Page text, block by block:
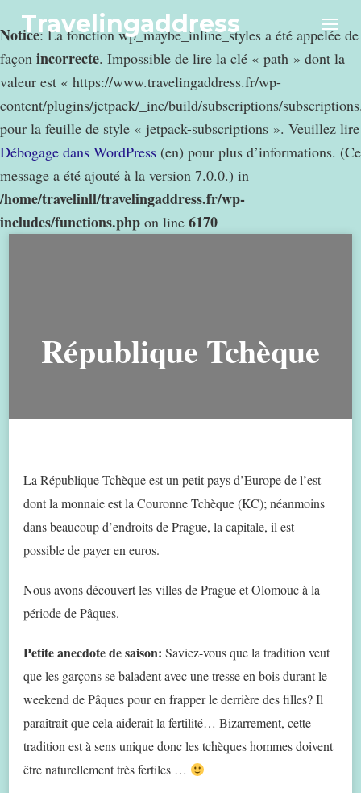
Notice: La fonction wp_maybe_inline_styles a été appelée de
façon incorrecte. Impossible de lire la clé « path » dont la
valeur est « https://www.travelingaddress.fr/wp-
content/plugins/jetpack/_inc/build/subscriptions/
pour la feuille de style « jetpack-subscriptions ». Veuillez lire
Débogage dans WordPress (en) pour plus d’informations. (Ce
message a été ajouté à la version 7.0.0.) in
/home/travelinll/travelingaddress.fr/wp-
includes/functions.php on line 6170
Travelingaddress
République Tchèque
La République Tchèque est un petit pays d’Europe de l’est
dont la monnaie est la Couronne Tchèque (KC); néanmoins
dans beaucoup d’endroits de Prague, la capitale, il est
possible de payer en euros.
Nous avons découvert les villes de Prague et Olomouc à la
période de Pâques.
Petite anecdote de saison: Saviez-vous que la tradition veut
que les garçons se baladent avec une tresse en bois durant le
weekend de Pâques pour en frapper le derrière des filles? Il
paraîtrait que cela aiderait la fertilité… Bizarrement, cette
tradition est à sens unique donc les tchèques hommes doivent
être naturellement très fertiles …